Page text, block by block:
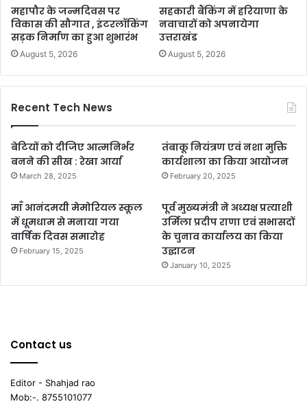
महापौर के जन्मदिवस पर
विकास की सौगात , इंटरलॉकिंग
सड़क निर्माण का हुआ शुभारंभ
August 5, 2026
सहकारी बैंकिंग में हरियाणा के
नवाचारों को अपनायेगा
उत्तराखंड
August 5, 2026
Recent Tech News
बेटियों को दीजिए आत्मनिर्भर
बनने की सीख : रेखा आर्या
March 28, 2025
तंबाकू नियंत्रण एवं नशा मुक्ति
कार्यशाला का किया आयोजन
February 20, 2025
माँ आनंदमयी मेमोरियल स्कूल
में धूमधाम से मनाया गया
वार्षिक दिवस समारोह
February 15, 2025
पूर्व मुख्यमंत्री ने अध्यक्ष प्रत्याशी
उर्मिला प्रदीप राणा एवं सभासदों
के चुनाव कार्यालय का किया
उद्घाटन
January 10, 2025
Contact us
Editor - Shahjad rao
Mob:-. 8755101077